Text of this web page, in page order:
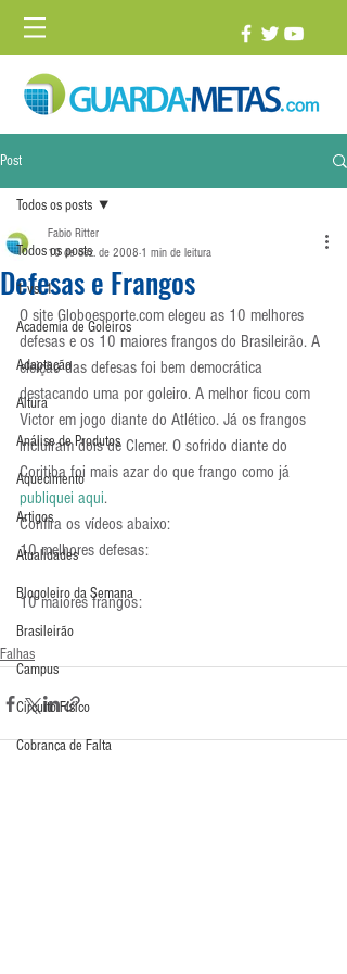
Post
Todos os posts
1 vs. 1
Academia de Goleiros
Adaptação
Altura
Análise de Produtos
Aquecimento
Artigos
Atualidades
Blogoleiro da Semana
Brasileirão
Campus
Circuito Físico
Cobrança de Falta
Todos os posts
Defesas e Frangos
Fabio Ritter
10 de dez. de 2008 1 min de leitura
O site Globoesporte.com elegeu as 10 melhores
defesas e os 10 maiores frangos do Brasileirão. A
eleição das defesas foi bem democrática
destacando uma por goleiro. A melhor ficou com
Victor em jogo diante do Atlético. Já os frangos
incluíram dois de Clemer. O sofrido diante do
Coritiba foi mais azar do que frango como já
publiquei aqui.
Confira os vídeos abaixo:
10 melhores defesas:
10 maiores frangos:
Falhas